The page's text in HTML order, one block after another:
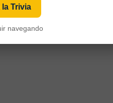
la Trivia
navegando